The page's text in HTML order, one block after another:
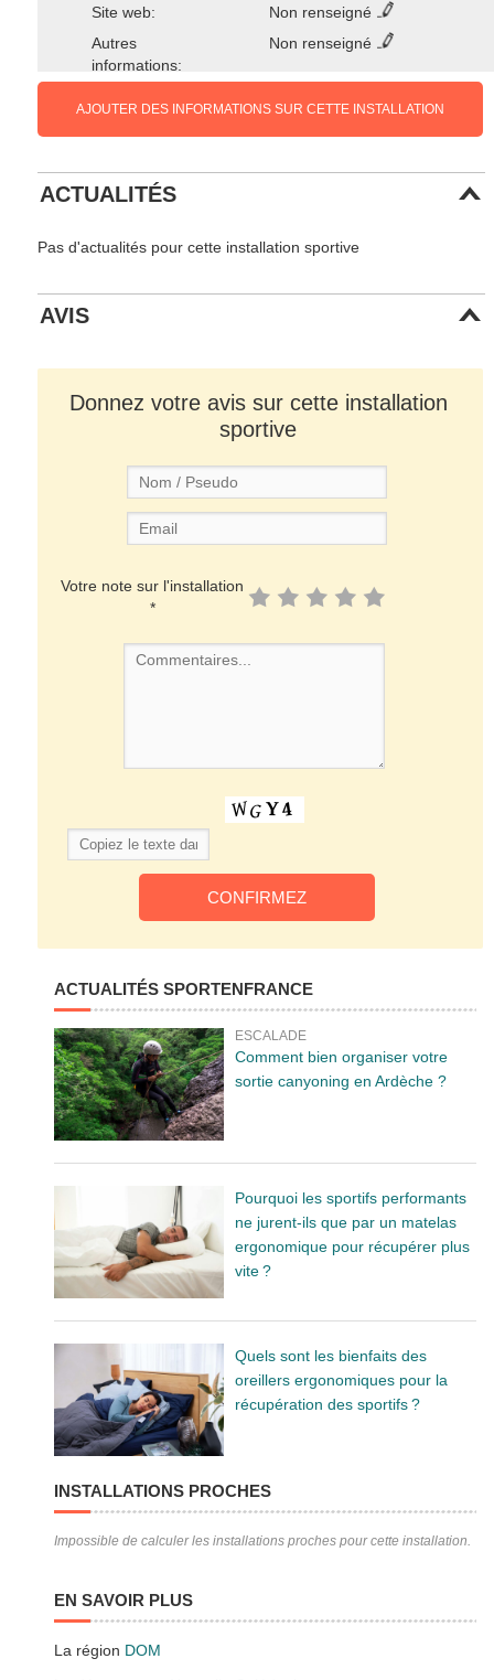
Site web:
Non renseigné
Autres
informations:
Non renseigné
AJOUTER DES INFORMATIONS SUR CETTE INSTALLATION
ACTUALITÉS
Pas d'actualités pour cette installation sportive
AVIS
Donnez votre avis sur cette installation
sportive
Votre note sur l'installation
*
ACTUALITÉS SPORTENFRANCE
ESCALADE
Comment bien organiser votre
sortie canyoning en Ardèche ?
Pourquoi les sportifs performants
ne jurent-ils que par un matelas
ergonomique pour récupérer plus
vite ?
Quels sont les bienfaits des
oreillers ergonomiques pour la
récupération des sportifs ?
INSTALLATIONS PROCHES
Impossible de calculer les installations proches pour cette installation.
EN SAVOIR PLUS
La région DOM